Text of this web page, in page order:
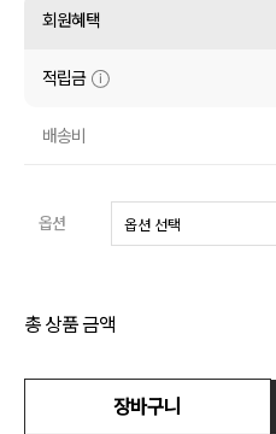
액티브
아우터
코디템
회원혜택
적립금
배송비
옵션
총 상품 금액
장바구니